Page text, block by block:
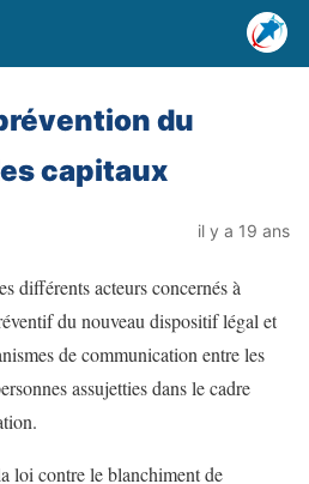
du
capitaux
il y a 19 ans
différents acteurs concernés à
du nouveau dispositif légal et
de communication entre les
assujetties dans le cadre
loi contre le blanchiment de